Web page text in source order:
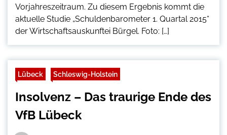
Vorjahreszeitraum. Zu diesem Ergebnis kommt die
aktuelle Studie „Schuldenbarometer 1. Quartal 2015“
der Wirtschaftsauskunftei Bürgel. Foto: […]
Lübeck Schleswig-Holstein
Insolvenz – Das traurige Ende des
VfB Lübeck